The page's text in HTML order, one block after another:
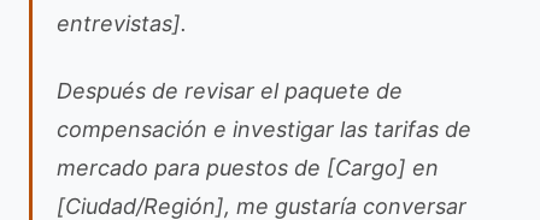
entrevistas].
Después de revisar el paquete de
compensación e investigar las tarifas de
mercado para puestos de [Cargo] en
[Ciudad/Región], me gustaría conversar